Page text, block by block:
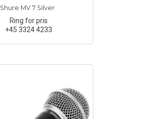
Shure MV 7 Silver
Ring for pris
+45 3324 4233